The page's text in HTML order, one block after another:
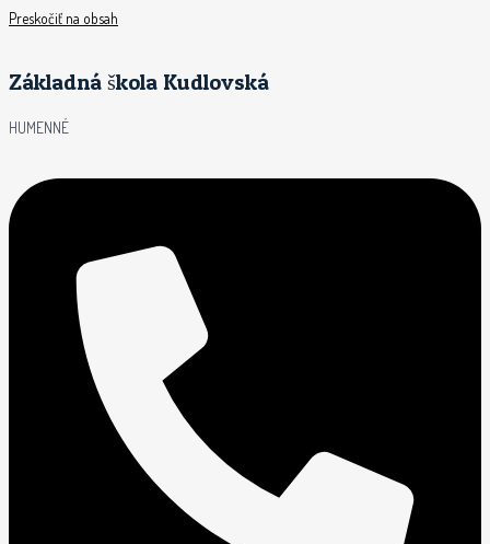
Preskočiť na obsah
Základná škola Kudlovská
HUMENNÉ